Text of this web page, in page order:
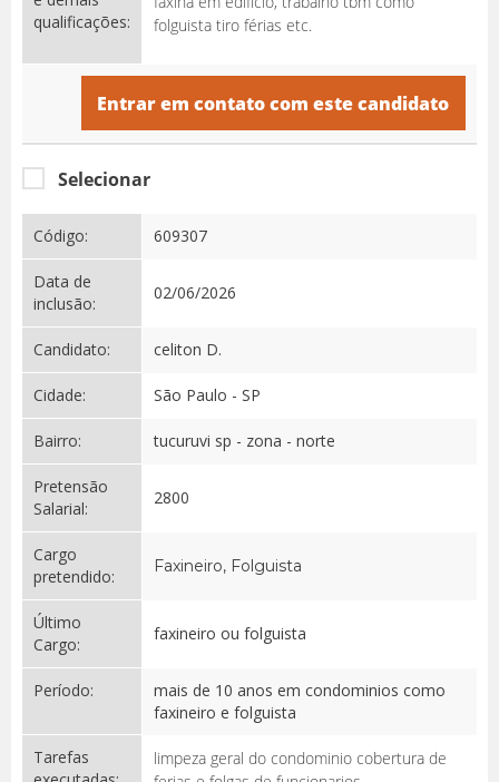
qualificações:
folguista tiro férias etc.
Entrar em contato com este candidato
Selecionar
Código: 609307
Data de
inclusão:
02/06/2026
Candidato: celiton D.
Cidade: São Paulo - SP
Bairro: tucuruvi sp - zona - norte
Pretensão
Salarial:
2800
Cargo
pretendido:
Faxineiro, Folguista
Último
Cargo:
faxineiro ou folguista
Período:
mais de 10 anos em condominios como
faxineiro e folguista
Tarefas
limpeza geral do condominio cobertura de